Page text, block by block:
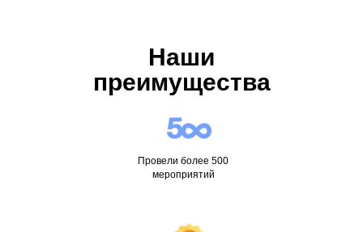
Провели более 500
мероприятий
Наши
преимущества